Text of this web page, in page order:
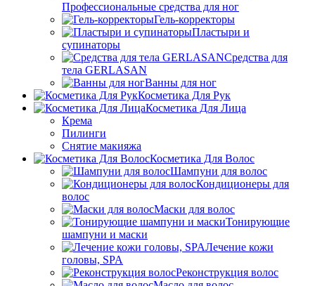
Профессиональные средства для ног
Гель-корректоры
Пластыри и
супинаторы
Средства для
тела GERLASAN
Ванны для ног
Косметика Для Рук
Косметика Для Лица
Крема
Пилинги
Снятие макияжа
Косметика Для Волос
Шампуни для волос
Кондиционеры для
волос
Маски для волос
Тонирующие
шампуни и маски
Лечение кожи
головы, SPA
Реконструкция волос